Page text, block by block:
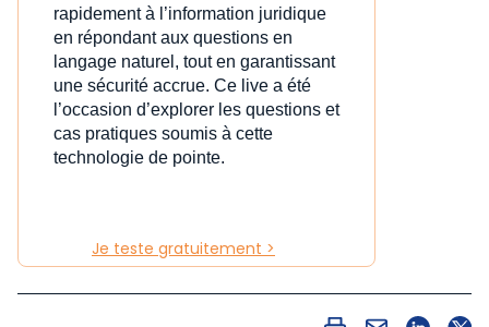
rapidement à l’information juridique
en répondant aux questions en
langage naturel, tout en garantissant
une sécurité accrue. Ce live a été
l’occasion d’explorer les questions et
cas pratiques soumis à cette
technologie de pointe.
Je teste gratuitement >